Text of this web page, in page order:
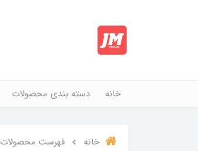
خانه دسته بندی محصولات
خانه فهرست محصولات